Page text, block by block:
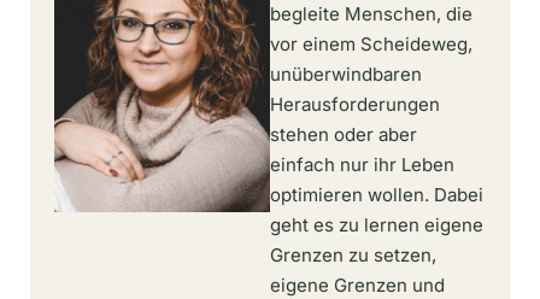
begleite Menschen, die
vor einem Scheideweg,
unüberwindbaren
Herausforderungen
stehen oder aber
einfach nur ihr Leben
optimieren wollen. Dabei
geht es zu lernen eigene
Grenzen zu setzen,
eigene Grenzen und